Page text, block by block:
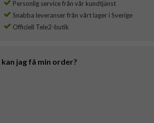
Personlig service från vår kundtjänst
Snabba leveranser från vårt lager i Sverige
Officiell Tele2-butik
kan jag få min order?